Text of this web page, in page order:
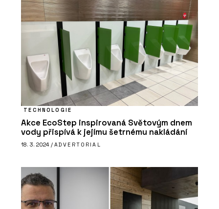
ČLÁNKY
Budova Rozhlasu a televize Slovenska
je energeticky efektivní. Stavba z
80. let dostala novou fasádu a
zateplovací systém
TECHNOLOGIE
Akce EcoStep inspirovaná Světovým dnem
vody přispívá k jejímu šetrnému nakládání
18. 3. 2024 / ADVERTORIAL